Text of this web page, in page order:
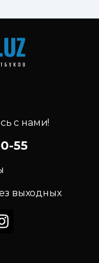
с нами!
55
выходных